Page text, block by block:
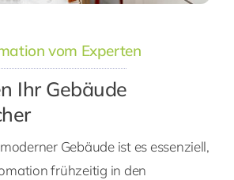
vom Experten
Ihr Gebäude
Gebäude ist es essenziell,
frühzeitig in den